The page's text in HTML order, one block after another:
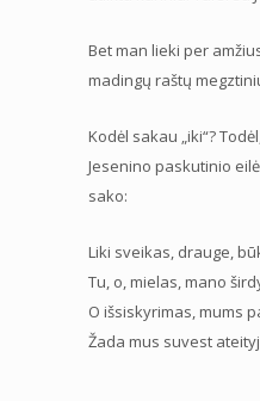
Bet man lieki per
madingų raštų
Kodėl sakau „iki“?
Jesenino paskutinio
sako:
Liki sveikas, drauge,
Tu, o, mielas, mano
O išsiskyrimas, mums
Žada mus suvest